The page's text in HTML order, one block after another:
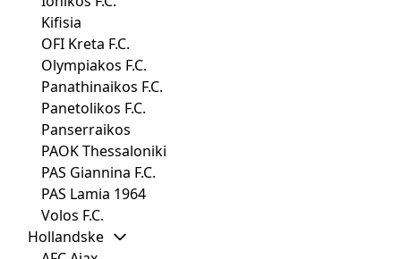
Kifisia
OFI Kreta F.C.
Olympiakos F.C.
Panathinaikos F.C.
Panetolikos F.C.
Panserraikos
PAOK Thessaloniki
PAS Giannina F.C.
PAS Lamia 1964
Volos F.C.
Hollandske